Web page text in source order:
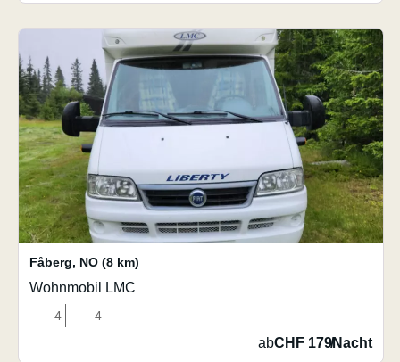
Fåberg, NO (8 km)
Wohnmobil LMC
4 4
abCHF 179/Nacht